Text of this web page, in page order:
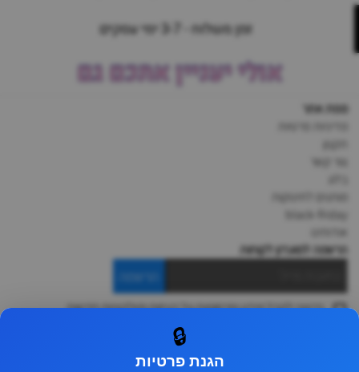
זמן משלוח - 3-7 ימי עסקים
אולי יעניין אתכם גם
מפת אתר
צור קשר
מותגים לתינוקות
black-friday
אודותינו
הרשמה למועדון לקוחות
הרשמה
ברצוני לקבל מידע ופרסומות על הנחות וקולקציות חדשות
🔒
הגנת פרטיות